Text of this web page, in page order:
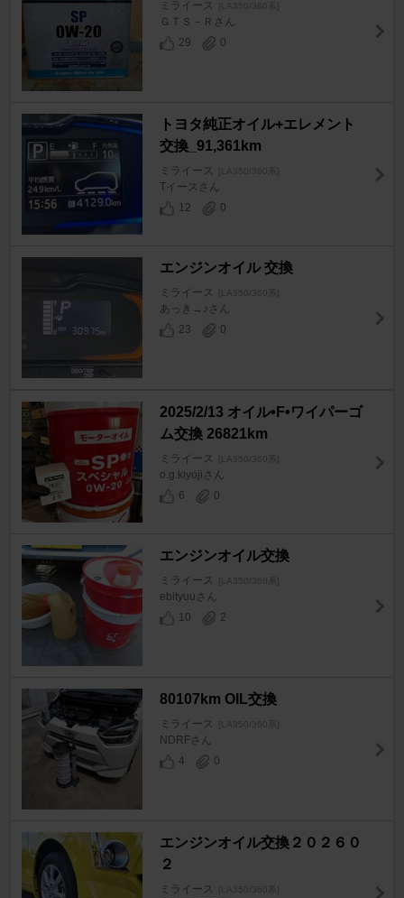
ミライース [LA350/360系]
ＧＴＳ－Ｒさん
29
0
トヨタ純正オイル+エレメント
交換_91,361km
ミライース [LA350/360系]
Tイースさん
12
0
エンジンオイル 交換
ミライース [LA350/360系]
あっき→♪さん
23
0
2025/2/13 オイル•F•ワイパーゴ
ム交換 26821km
ミライース [LA350/360系]
o.g.kiyojiさん
6
0
エンジンオイル交換
ミライース [LA350/360系]
ebityuuさん
10
2
80107km OIL交換
ミライース [LA350/360系]
NDRFさん
4
0
エンジンオイル交換２０２６０
２
ミライース [LA350/360系]